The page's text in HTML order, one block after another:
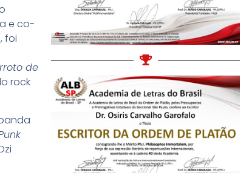
e co-
foi
de
rock